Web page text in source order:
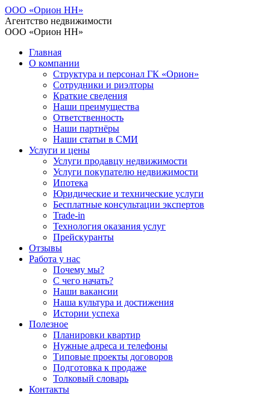
ООО «Орион НН»
Агентство недвижимости
ООО «Орион НН»
Главная
О компании
Структура и персонал ГК «Орион»
Сотрудники и риэлторы
Краткие сведения
Наши преимущества
Ответственность
Наши партнёры
Наши статьи в СМИ
Услуги и цены
Услуги продавцу недвижимости
Услуги покупателю недвижимости
Ипотека
Юридические и технические услуги
Бесплатные консультации экспертов
Trade-in
Технология оказания услуг
Прейскуранты
Отзывы
Работа у нас
Почему мы?
С чего начать?
Наши вакансии
Наша культура и достижения
Истории успеха
Полезное
Планировки квартир
Нужные адреса и телефоны
Типовые проекты договоров
Подготовка к продаже
Толковый словарь
Контакты